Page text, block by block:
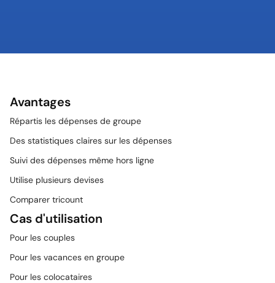
Avantages
Répartis les dépenses de groupe
Des statistiques claires sur les dépenses
Suivi des dépenses même hors ligne
Utilise plusieurs devises
Comparer tricount
Cas d'utilisation
Pour les couples
Pour les vacances en groupe
Pour les colocataires